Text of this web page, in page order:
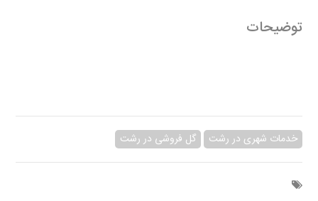
توضیحات
خدمات شهری در رشت گل فروشی در رشت